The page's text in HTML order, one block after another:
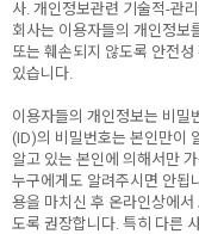
사. 개인정보관련 기술적-관
회사는 이용자들의 개인정보
또는 훼손되지 않도록 안전
있습니다.
이용자들의 개인정보는 비밀
(ID)의 비밀번호는 본인만이
알고 있는 본인에 의해서만
누구에게도 알려주시면 안됩
용을 마치신 후 온라인상에
도록 권장합니다. 특히 다른